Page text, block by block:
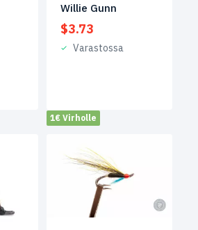
Willie Gunn
$3.73
Varastossa
1€ Virholle